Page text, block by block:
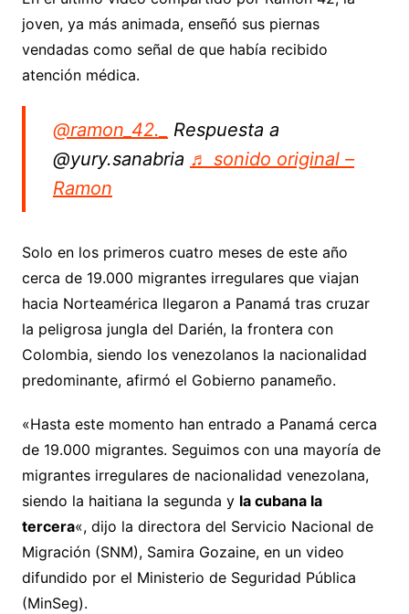
joven, ya más animada, enseñó sus piernas
vendadas como señal de que había recibido
atención médica.
@ramon_42._
Respuesta a
@yury.sanabria ♬ sonido original –
Ramon
Solo en los primeros cuatro meses de este año
cerca de 19.000 migrantes irregulares que viajan
hacia Norteamérica llegaron a Panamá tras cruzar
la peligrosa jungla del Darién, la frontera con
Colombia, siendo los venezolanos la nacionalidad
predominante, afirmó el Gobierno panameño.
«Hasta este momento han entrado a Panamá cerca
de 19.000 migrantes. Seguimos con una mayoría de
migrantes irregulares de nacionalidad venezolana,
siendo la haitiana la segunda y la cubana la
tercera«, dijo la directora del Servicio Nacional de
Migración (SNM), Samira Gozaine, en un video
difundido por el Ministerio de Seguridad Pública
(MinSeg).